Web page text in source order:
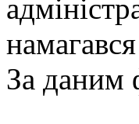
За даним